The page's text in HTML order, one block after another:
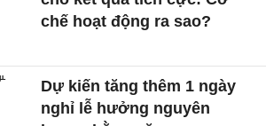
chế hoạt động ra sao?
Dự kiến tăng thêm 1 ngày
nghỉ lễ hưởng nguyên